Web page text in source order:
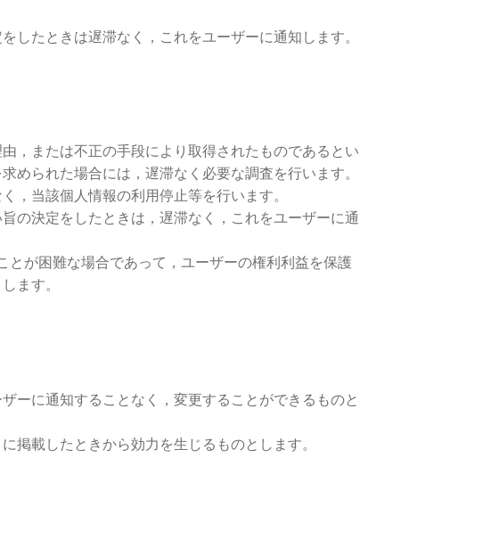
したときは遅滞なく，これをユーザーに通知します。
，または不正の手段により取得されたものであるとい
められた場合には，遅滞なく必要な調査を行います。
，当該個人情報の利用停止等を行います。
の決定をしたときは，遅滞なく，これをユーザーに通
が困難な場合であって，ユーザーの権利利益を保護
ます。
ーに通知することなく，変更することができるものと
掲載したときから効力を生じるものとします。